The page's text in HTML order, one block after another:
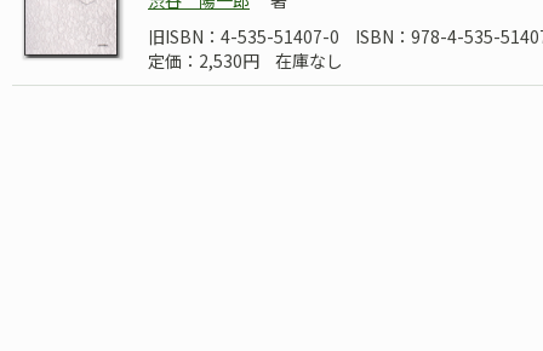
旧ISBN：4-535-51407-0
ISBN：978-4-535-
定価：2,530円
在庫なし